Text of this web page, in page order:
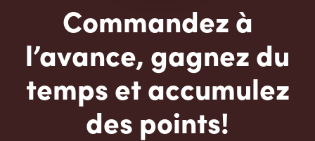
Commandez à
l’avance, gagnez du
temps et accumulez
des points!